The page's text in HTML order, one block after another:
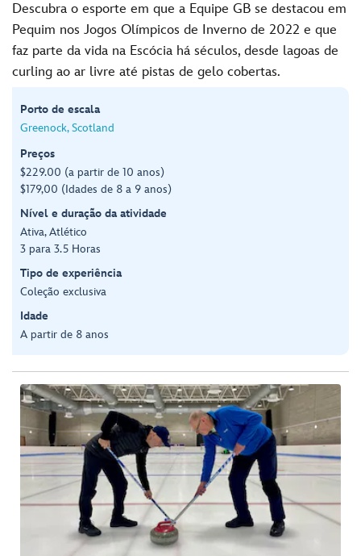
Descubra o esporte em que a Equipe GB se destacou em
Pequim nos Jogos Olímpicos de Inverno de 2022 e que
faz parte da vida na Escócia há séculos, desde lagoas de
curling ao ar livre até pistas de gelo cobertas.
Porto de escala
Greenock, Scotland
Preços
$229.00 (a partir de 10 anos)
$179,00 (Idades de 8 a 9 anos)
Nível e duração da atividade
Ativa, Atlético
3 para 3.5 Horas
Tipo de experiência
Coleção exclusiva
Idade
A partir de 8 anos